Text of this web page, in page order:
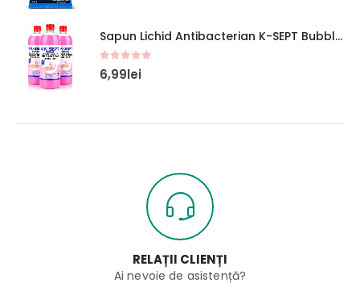
Sapun Lichid Antibacterian K-SEPT Bubble Gum Rezerva 1L
0out of 5
6,99lei
RELAȚII CLIENȚI
Ai nevoie de asistență?